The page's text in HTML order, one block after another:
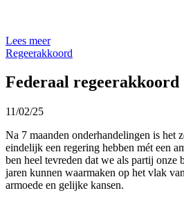
Lees meer
Regeerakkoord
Federaal regeerakkoord
11/02/25
Na 7 maanden onderhandelingen is het z
eindelijk een regering hebben mét een
ben heel tevreden dat we als partij onze
jaren kunnen waarmaken op het vlak
armoede en gelijke kansen.